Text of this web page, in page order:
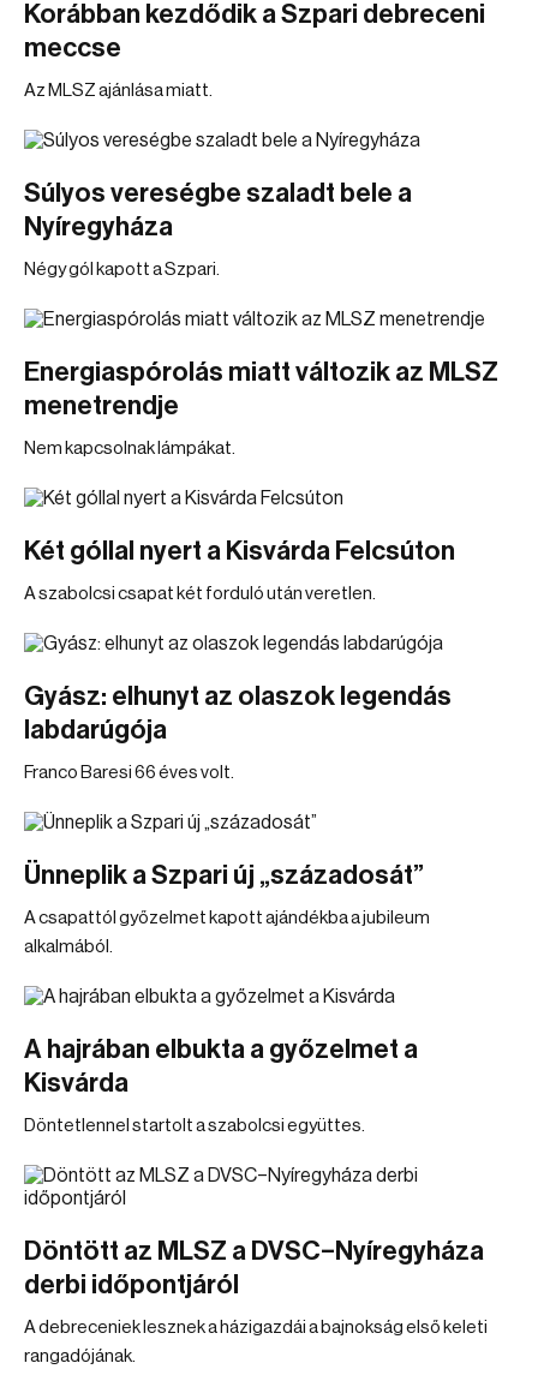
Korábban kezdődik a Szpari debreceni
meccse
Az MLSZ ajánlása miatt.
Súlyos vereségbe szaladt bele a
Nyíregyháza
Négy gól kapott a Szpari.
Energiaspórolás miatt változik az MLSZ
menetrendje
Nem kapcsolnak lámpákat.
Két góllal nyert a Kisvárda Felcsúton
A szabolcsi csapat két forduló után veretlen.
Gyász: elhunyt az olaszok legendás
labdarúgója
Franco Baresi 66 éves volt.
Ünneplik a Szpari új „századosát”
A csapattól győzelmet kapott ajándékba a jubileum
alkalmából.
A hajrában elbukta a győzelmet a
Kisvárda
Döntetlennel startolt a szabolcsi együttes.
Döntött az MLSZ a DVSC–Nyíregyháza
derbi időpontjáról
A debreceniek lesznek a házigazdái a bajnokság első keleti
rangadójának.